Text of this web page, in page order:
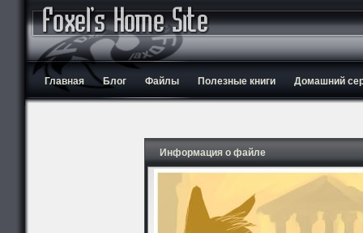
Главная Блог Файлы Полезные книги Домашний
Информация о файле